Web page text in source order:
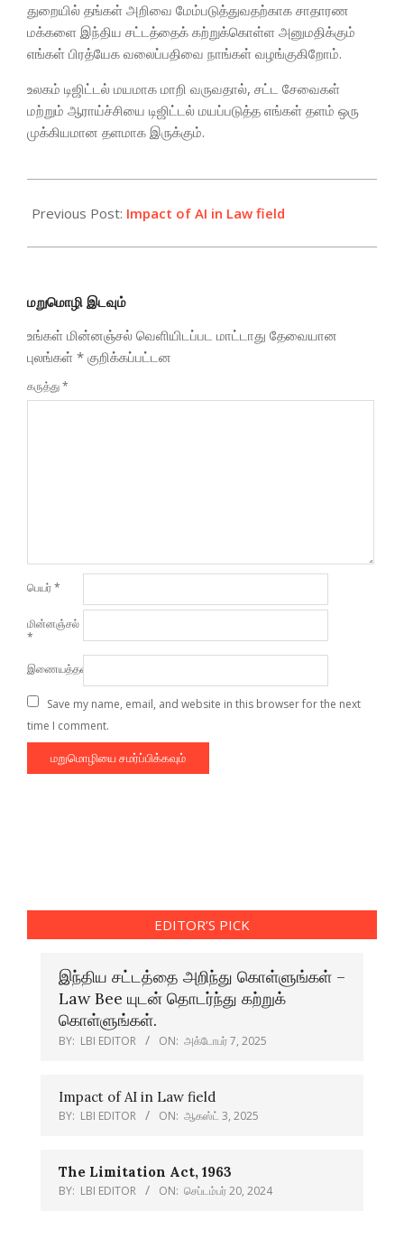
துறையில் தங்கள் அறிவை மேம்படுத்துவதற்காக சாதாரண
மக்களை இந்திய சட்டத்தைக் கற்றுக்கொள்ள அனுமதிக்கும்
எங்கள் பிரத்யேக வலைப்பதிவை நாங்கள் வழங்குகிறோம்.
உலகம் டிஜிட்டல் மயமாக மாறி வருவதால், சட்ட சேவைகள்
மற்றும் ஆராய்ச்சியை டிஜிட்டல் மயப்படுத்த எங்கள் தளம் ஒரு
முக்கியமான தளமாக இருக்கும்.
10-
Previous Post: Impact of AI in Law field
மறுமொழி இடவும்
உங்கள் மின்னஞ்சல் வெளியிடப்பட மாட்டாது தேவையான
புலங்கள் * குறிக்கப்பட்டன
கருத்து*
பெயர்*
மின்னஞ்சல்
*
இணையத்தளம்
Save my name, email, and website in this browser for the next
time I comment.
EDITOR’S PICK
இந்திய சட்டத்தை அறிந்து கொள்ளுங்கள் –
Law Bee யுடன் தொடர்ந்து கற்றுக்
கொள்ளுங்கள்.
BY: LBI EDITOR ON: அக்டோபர் 7, 2025
Impact of AI in Law field
BY: LBI EDITOR ON: ஆகஸ்ட் 3, 2025
The Limitation Act, 1963
BY: LBI EDITOR ON: செப்டம்பர் 20, 2024